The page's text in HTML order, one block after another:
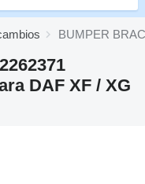
BUMPER
DAF XF / XG